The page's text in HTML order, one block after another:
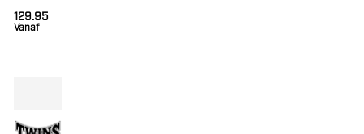
Vanaf
129.95